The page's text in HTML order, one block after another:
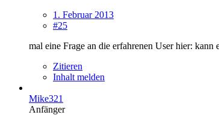
1. Februar 2013
#25
mal eine Frage an die erfahrenen User hier: kann
Zitieren
Inhalt melden
Mike321
Anfänger